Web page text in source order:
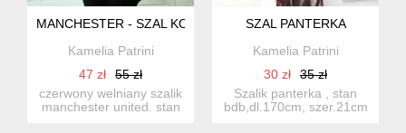
MANCHESTER - SZAL KOLEKCJONERSKI
Kamelia Patrini
47 zł
55 zł
czerwony welniany szalik
manchester united. stan
SZAL PANTERKA
Kamelia Patrini
30 zł
35 zł
Szalik panterka , stan
bdb,dl.170cm, szer.21cm